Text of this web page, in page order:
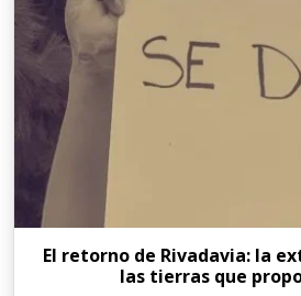
El retorno de Rivadavia: la
las tierras que